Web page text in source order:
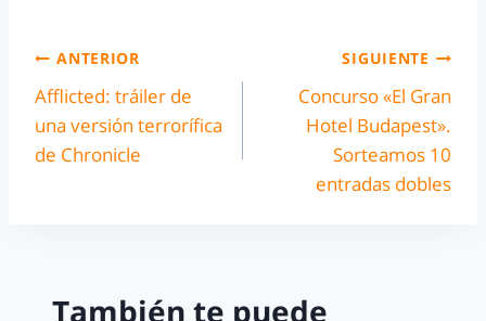
ANTERIOR
Afflicted: tráiler de
una versión terrorífica
de Chronicle
SIGUIENTE
Concurso «El Gran
Hotel Budapest».
Sorteamos 10
entradas dobles
También te puede